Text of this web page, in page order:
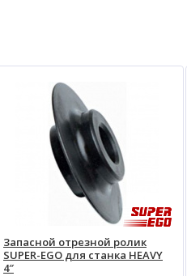
Запасной отрезной ролик
SUPER-EGO для станка HEAVY
4″